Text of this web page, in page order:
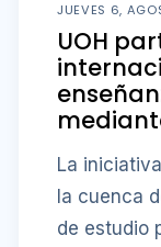
JUEVES 6,
UOH
La
la cuenca
de estudio